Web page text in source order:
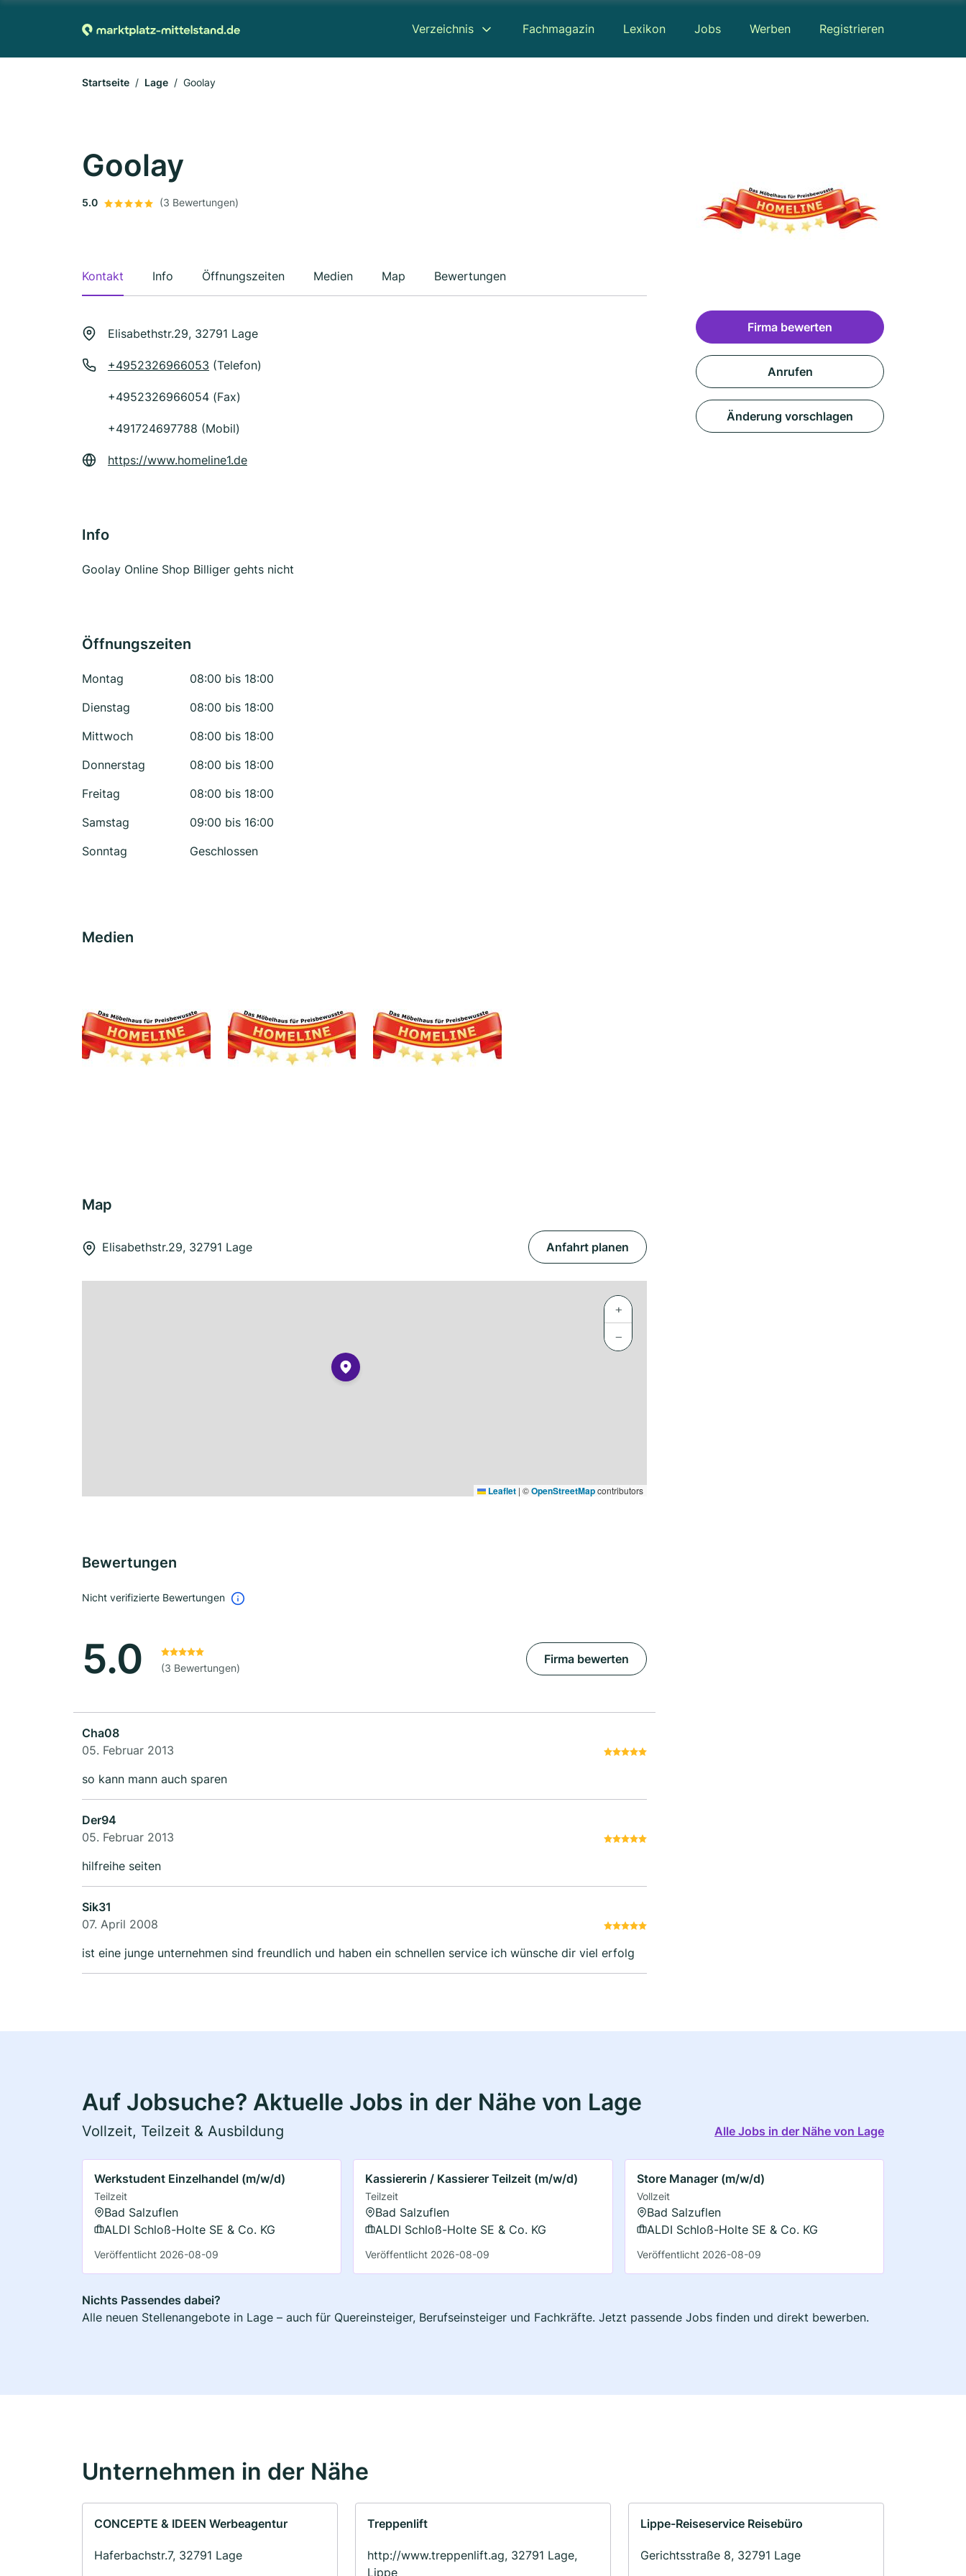
Verzeichnis Fachmagazin Lexikon Jobs Werben Registrieren
Startseite Lage Goolay
Goolay
5.0 (3 Bewertungen)
Kontakt Info Öffnungszeiten Medien Map Bewertungen
Elisabethstr.29, 32791 Lage
+4952326966053 (Telefon)
+4952326966054 (Fax)
+491724697788 (Mobil)
https://www.homeline1.de
Info
Goolay Online Shop Billiger gehts nicht
Öffnungszeiten
Montag
08:00 bis 18:00
Dienstag
08:00 bis 18:00
Mittwoch
08:00 bis 18:00
Donnerstag
08:00 bis 18:00
Freitag
08:00 bis 18:00
Samstag
09:00 bis 16:00
Sonntag
Geschlossen
Medien
Map
Elisabethstr.29, 32791 Lage Anfahrt planen
+
−
Leaflet | ©OpenStreetMapcontributors
Bewertungen
Nicht verifizierte Bewertungen
5.0 (3 Bewertungen)
Firma bewerten
Cha08
05. Februar 2013
so kann mann auch sparen
Der94
05. Februar 2013
hilfreihe seiten
Sik31
07. April 2008
ist eine junge unternehmen sind freundlich und haben ein schnellen service ich wünsche dir viel erfolg
Firma bewerten
Anrufen
Änderung vorschlagen
Auf Jobsuche? Aktuelle Jobs in der Nähe von Lage
Vollzeit, Teilzeit & Ausbildung Alle Jobs in der Nähe von Lage
Werkstudent Einzelhandel (m/w/d)
Teilzeit
Bad Salzuflen
ALDI Schloß-Holte SE & Co. KG
Veröffentlicht 2026-08-09
Kassiererin / Kassierer Teilzeit (m/w/d)
Teilzeit
Bad Salzuflen
ALDI Schloß-Holte SE & Co. KG
Veröffentlicht 2026-08-09
Store Manager (m/w/d)
Vollzeit
Bad Salzuflen
ALDI Schloß-Holte SE & Co. KG
Veröffentlicht 2026-08-09
Nichts Passendes dabei?
Alle neuen Stellenangebote in Lage – auch für Quereinsteiger, Berufseinsteiger und Fachkräfte. Jetzt passende Jobs finden und direkt bewerben.
Unternehmen in der Nähe
CONCEPTE & IDEEN Werbeagentur
Haferbachstr.7, 32791 Lage
Treppenlift
http://www.treppenlift.ag, 32791 Lage,
Lippe
Lippe-Reiseservice Reisebüro
Gerichtsstraße 8, 32791 Lage